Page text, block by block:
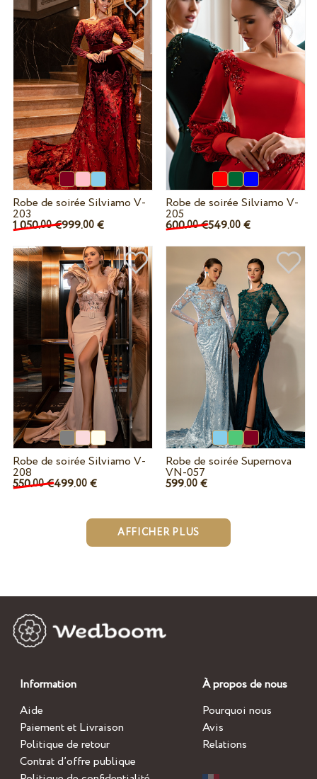
Robe de soirée Silviamo V-
203
1 050.00€999.00€
Robe de soirée Silviamo V-
205
600.00€549.00 €
Robe de soirée Silviamo V-
208
550.00€499.00€
Robe de soirée Supernova
VN-057
599.00 €
AFFICHER PLUS
Information
Aide
Paiement et Livraison
Politique de retour
Contrat d’offre publique
À propos de nous
Pourquoi nous
Avis
Relations